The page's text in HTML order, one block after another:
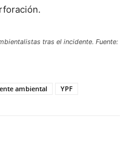
tras el incidente. Fuente:
ambiental YPF